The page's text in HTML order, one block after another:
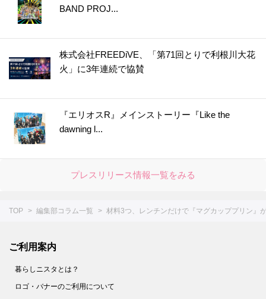
BAND PROJ...
株式会社FREEDiVE、「第71回とりで利根川大花
火」に3年連続で協賛
『エリオスR』メインストーリー『Like the
dawning l...
プレスリリース情報一覧をみる
TOP 編集部コラム一覧 材料3つ、レンチンだけで『マグカッププリン
ご利用案内
暮らしニスタとは？
ロゴ・バナーのご利用について